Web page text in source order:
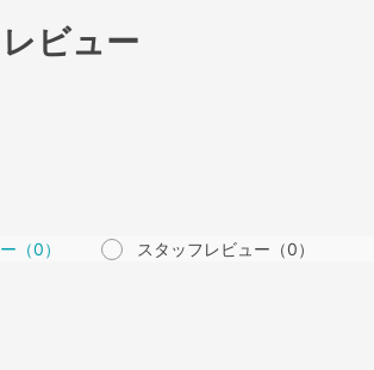
レビュー
（0） スタッフレビュー （0）